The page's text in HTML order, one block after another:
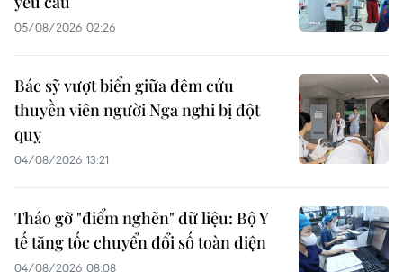
05/08/2026 02:26
Bác sỹ vượt biển giữa đêm cứu
thuyền viên người Nga nghi bị đột
quỵ
04/08/2026 13:21
Tháo gỡ "điểm nghẽn" dữ liệu: Bộ Y
tế tăng tốc chuyển đổi số toàn diện
04/08/2026 08:08